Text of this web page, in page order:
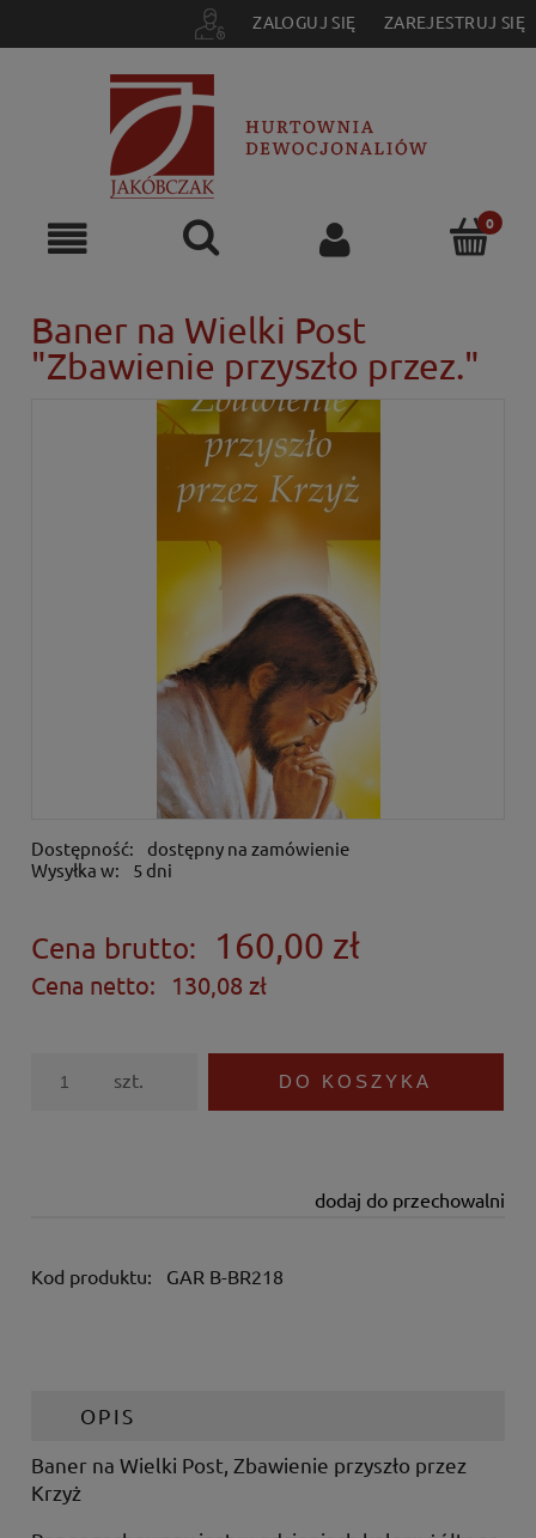
ZALOGUJ SIĘ ZAREJESTRUJ SIĘ
Baner na Wielki Post
"Zbawienie przyszło przez."
Dostępność:
dostępny na zamówienie
Wysyłka w:
5 dni
Cena brutto: 160,00 zł
Cena netto: 130,08 zł
szt. DO KOSZYKA
dodaj do przechowalni
Kod produktu: GAR B-BR218
OPIS
Baner na Wielki Post, Zbawienie przyszło przez
Krzyż